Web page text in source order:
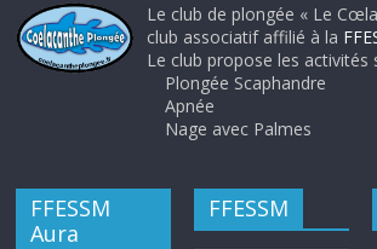
Le club de plongée « Le
club associatif affilié à la
Le club propose les activités
Plongée Scaphandre
Apnée
Nage avec Palmes
FFESSM
Aura
FFESSM